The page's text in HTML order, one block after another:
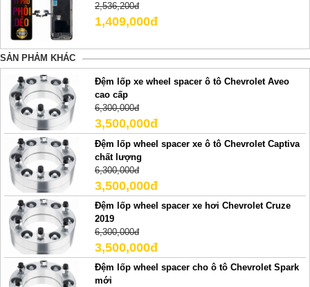
2,536,200đ
1,409,000đ
SẢN PHẢM KHÁC
Đệm lốp xe wheel spacer ô tô Chevrolet Aveo
cao cấp
6,300,000đ
3,500,000đ
Đệm lốp wheel spacer xe ô tô Chevrolet Captiva
chất lượng
6,300,000đ
3,500,000đ
Đệm lốp wheel spacer xe hơi Chevrolet Cruze
2019
6,300,000đ
3,500,000đ
Đệm lốp wheel spacer cho ô tô Chevrolet Spark
mới